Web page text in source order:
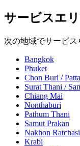
サービスエ
次の地域でサービ
Bangkok
Phuket
Chon Buri /
Surat Thani /
Chiang Mai
Nonthaburi
Pathum Thani
Samut Prakan
Nakhon
Krabi